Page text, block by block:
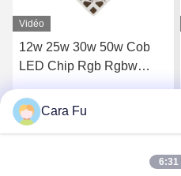
Vidéo
38*38mm LED à IRC
élevé COB 2700K 6500K
100W 100W 300W 300W
pour l'éclairage
Cara Fu
6:31